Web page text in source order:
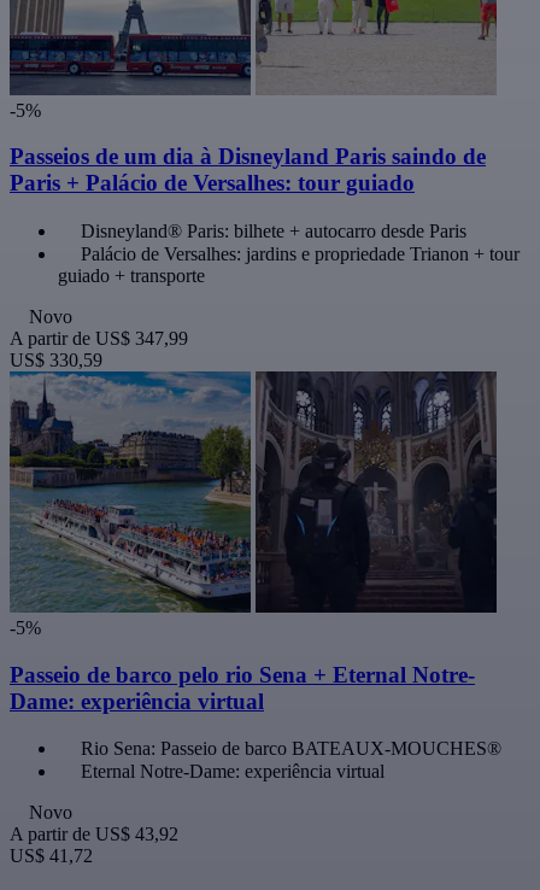
-5%
Passeios de um dia à Disneyland Paris saindo de
Paris + Palácio de Versalhes: tour guiado
Disneyland® Paris: bilhete + autocarro desde Paris
Palácio de Versalhes: jardins e propriedade Trianon + tour
guiado + transporte
Novo
A partir de US$ 347,99
US$ 330,59
-5%
Passeio de barco pelo rio Sena + Eternal Notre-
Dame: experiência virtual
Rio Sena: Passeio de barco BATEAUX-MOUCHES®
Eternal Notre-Dame: experiência virtual
Novo
A partir de US$ 43,92
US$ 41,72